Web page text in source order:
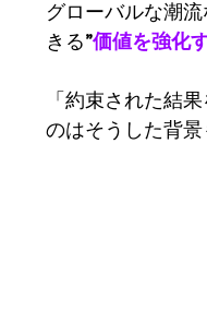
グローバルな潮流
きる”価値を強化
「約束された結
のはそうした背景